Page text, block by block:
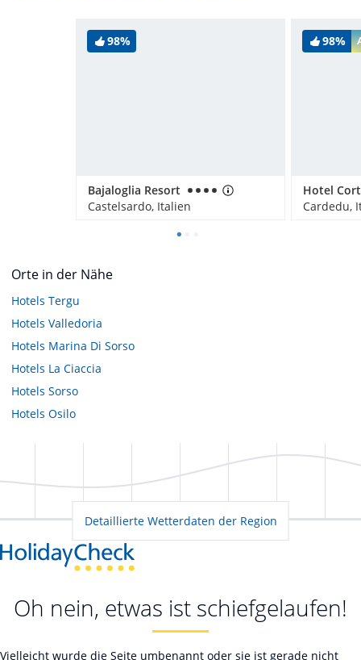
98%
Bajaloglia Resort
Castelsardo, Italien
98%
Cardedu,
Orte in der Nähe
Hotels Tergu
Hotels Valledoria
Hotels Marina Di Sorso
Hotels La Ciaccia
Hotels Sorso
Hotels Osilo
Detaillierte Wetterdaten der Region
Oh nein, etwas ist schiefgelaufen!
Vielleicht wurde die Seite umbenannt oder sie ist gerade nicht